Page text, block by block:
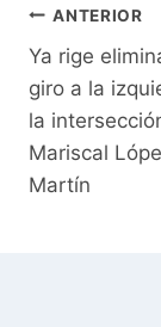
de
ANTERIOR
Ya rige
giro a la
la
Mariscal
Martín